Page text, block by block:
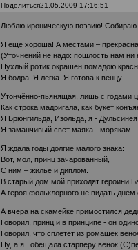
Поделиться21.05.2009 17:16:51
Люблю ироническую поэзию! Собираю
Я ещё хороша! А местами –
(Уточнений не надо: пошлость нам ни
Пухлый ротик окрашен помадою
Я бодра. Я легка. Я готова к венцу.
Утончённо-пьянящая, лишь с годами
Как строка мадригала, как букет
Я Брюнгильда, Изольда, я - Дульсинея.
Я заманчивый свет маяка - морякам.
Я ждала годы долгие малого знака:
Вот, мол, принц зачарованный,
С ним – жильё и диплом.
В старый дом мой приходят героини
А героя фольклорного не видать днём
А вчера на скамейке примостился
Говорил, принц и в принципе - он
Говорил, что сплетет из ромашек
Ну, а я...обещала старперу